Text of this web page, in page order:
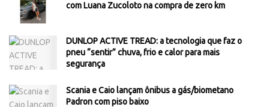
com Luana Zucoloto na compra de zero km
DUNLOP ACTIVE TREAD: a tecnologia que faz o
pneu “sentir” chuva, frio e calor para mais
segurança
Scania e Caio lançam ônibus a gás/biometano
Padron com piso baixo